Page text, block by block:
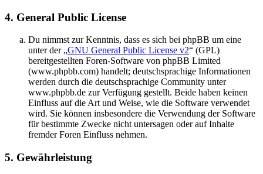
4. General Public License
Du nimmst zur Kenntnis, dass es sich bei phpBB um eine
unter der „GNU General Public License v2“ (GPL)
bereitgestellten Foren-Software von phpBB Limited
(www.phpbb.com) handelt; deutschsprachige Informationen
werden durch die deutschsprachige Community unter
www.phpbb.de zur Verfügung gestellt. Beide haben keinen
Einfluss auf die Art und Weise, wie die Software verwendet
wird. Sie können insbesondere die Verwendung der Software
für bestimmte Zwecke nicht untersagen oder auf Inhalte
fremder Foren Einfluss nehmen.
5. Gewährleistung